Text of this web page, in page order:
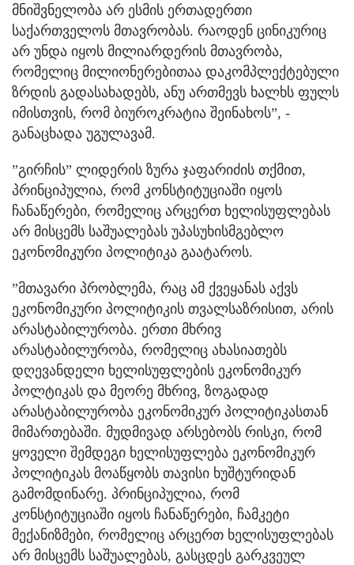
მნიშვნელობა არ ესმის ერთადერთი
საქართველოს მთავრობას. რაოდენ ცინიკურიც
არ უნდა იყოს მილიარდერის მთავრობა,
რომელიც მილიონერებითაა დაკომპლექტებული
ზრდის გადასახადებს, ანუ ართმევს ხალხს ფულს
იმისთვის, რომ ბიუროკრატია შეინახოს”, -
განაცხადა უგულავამ.
”გირჩის” ლიდერის ზურა ჯაფარიძის თქმით,
პრინციპულია, რომ კონსტიტუციაში იყოს
ჩანაწერები, რომელიც არცერთ ხელისუფლებას
არ მისცემს საშუალებას უპასუხისმგებლო
ეკონომიკური პოლიტიკა გაატაროს.
”მთავარი პრობლემა, რაც ამ ქვეყანას აქვს
ეკონომიკური პოლიტიკის თვალსაზრისით, არის
არასტაბილურობა. ერთი მხრივ
არასტაბილურობა, რომელიც ახასიათებს
დღევანდელი ხელისუფლების ეკონომიკურ
პოლტიკას და მეორე მხრივ, ზოგადად
არასტაბილურობა ეკონომიკურ პოლიტიკასთან
მიმართებაში. მუდმივად არსებობს რისკი, რომ
ყოველი შემდეგი ხელისუფლება ეკონომიკურ
პოლიტიკას მოაწყობს თავისი ხუშტურიდან
გამომდინარე. პრინციპულია, რომ
კონსტიტუციაში იყოს ჩანაწერები, ჩამკეტი
მექანიზმები, რომელიც არცერთ ხელისუფლებას
არ მისცემს საშუალებას, გასცდეს გარკვეულ